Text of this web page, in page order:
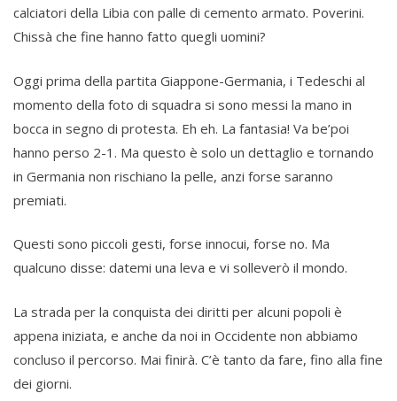
calciatori della Libia con palle di cemento armato. Poverini.
Chissà che fine hanno fatto quegli uomini?
Oggi prima della partita Giappone-Germania, i Tedeschi al
momento della foto di squadra si sono messi la mano in
bocca in segno di protesta. Eh eh. La fantasia! Va be’poi
hanno perso 2-1. Ma questo è solo un dettaglio e tornando
in Germania non rischiano la pelle, anzi forse saranno
premiati.
Questi sono piccoli gesti, forse innocui, forse no. Ma
qualcuno disse: datemi una leva e vi solleverò il mondo.
La strada per la conquista dei diritti per alcuni popoli è
appena iniziata, e anche da noi in Occidente non abbiamo
concluso il percorso. Mai finirà. C’è tanto da fare, fino alla fine
dei giorni.